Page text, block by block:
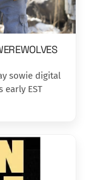
sowie digital
early EST